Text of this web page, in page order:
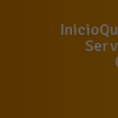
Inicio